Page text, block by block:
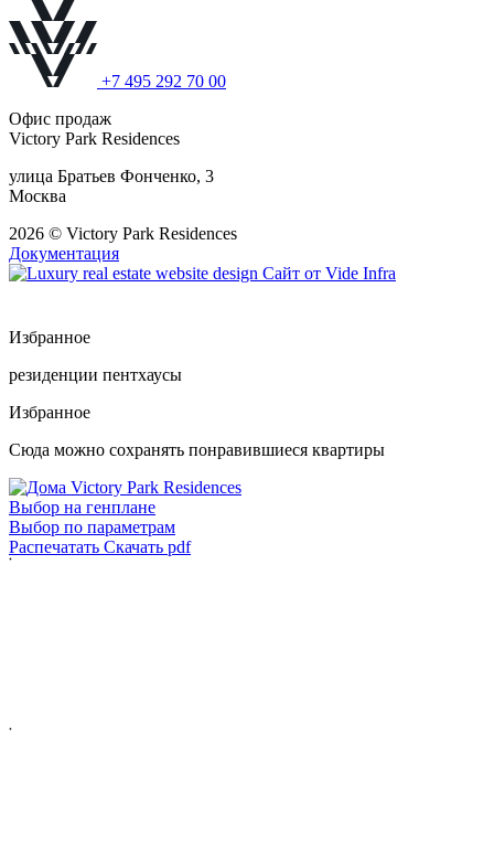
+7 495 292 70 00
Офис продаж
Victory Park Residences
улица Братьев Фонченко, 3
Москва
2026 © Victory Park Residences
Документация
Сайт от Vide Infra
Избранное
резиденции пентхаусы
Избранное
Сюда можно сохранять понравившиеся квартиры
Выбор на генплане
Выбор по параметрам
Распечатать Скачать pdf